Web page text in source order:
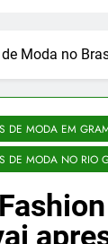
Moda no
DE MODA EM
DE MODA NO RIO